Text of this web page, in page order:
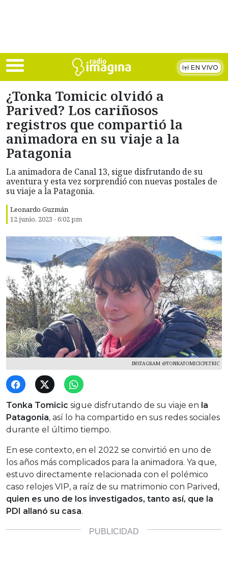
EN VIVO
¿Tonka Tomicic olvidó a
Parived? Los cariñosos
registros que compartió la
animadora en su viaje a la
Patagonia
La animadora de Canal 13, sigue disfrutando de su
aventura y esta vez sorprendió con nuevas postales de
su viaje a la Patagonia.
Leonardo Guzmán
12 junio, 2023 - 6:02 pm
INSTAGRAM @TONKATOMICICPETRIC
Tonka Tomicic sigue disfrutando de su viaje en la
Patagonia, así lo ha compartido en sus redes sociales
durante el último tiempo.
En ese contexto, en el 2022 se convirtió en uno de
los años más complicados para la animadora. Ya que,
estuvo directamente relacionada con el polémico
caso relojes VIP, a raíz de su matrimonio con Parived,
quien es uno de los investigados, tanto así, que la
PDI allanó su casa.